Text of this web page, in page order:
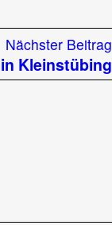
Nächster Beitrag
Kleinstübing